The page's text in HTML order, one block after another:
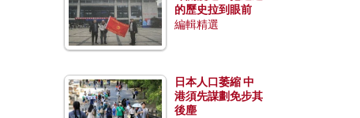
的歷史拉到眼前
編輯精選
日本人口萎縮 中
港須先謀劃免步其
後塵